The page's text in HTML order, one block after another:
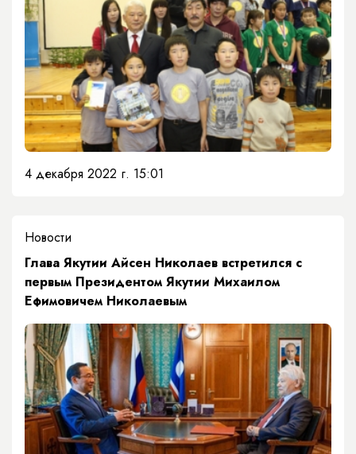
4 декабря 2022 г. 15:01
Новости
Глава Якутии Айсен Николаев встретился с
первым Президентом Якутии Михаилом
Ефимовичем Николаевым